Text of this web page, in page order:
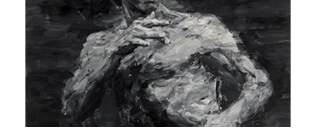
特别合作
联系我们
隐私和COOKIE政策